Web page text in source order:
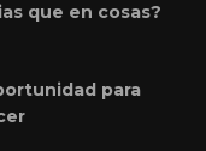
que en cosas?
para